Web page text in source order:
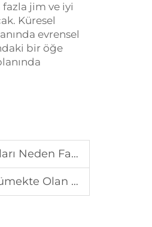
fazla jim ve iyi
Küresel
evrensel
bir öğe
Kılan Özellikler
Bir Fırsat